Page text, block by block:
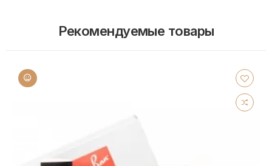
Рекомендуемые товары